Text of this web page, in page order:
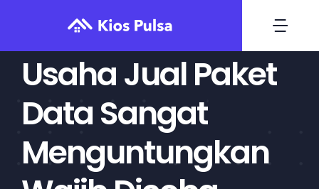
content
Home
Daftar
Deposit
Usaha Jual Paket
Data Sangat
Menguntungkan